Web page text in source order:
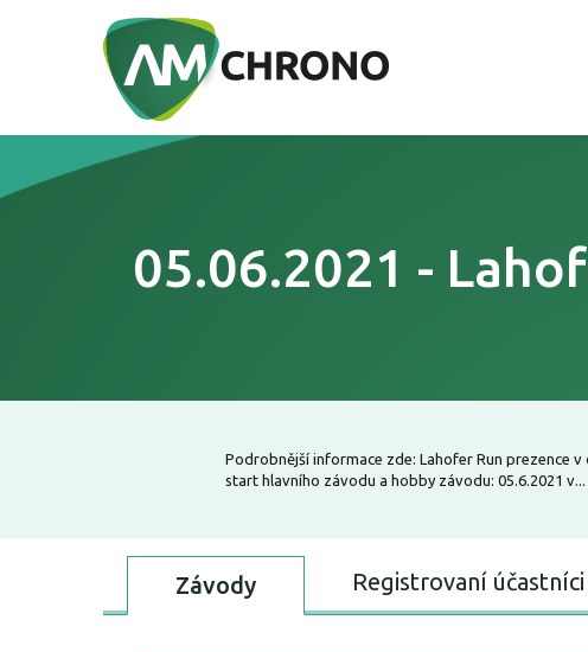
05.06.2021 -
Podrobnější informace zde: Lahofer Run prezence
start hlavního závodu a hobby závodu: 05.6.2021 v...
Závody Registrovaní účastníci